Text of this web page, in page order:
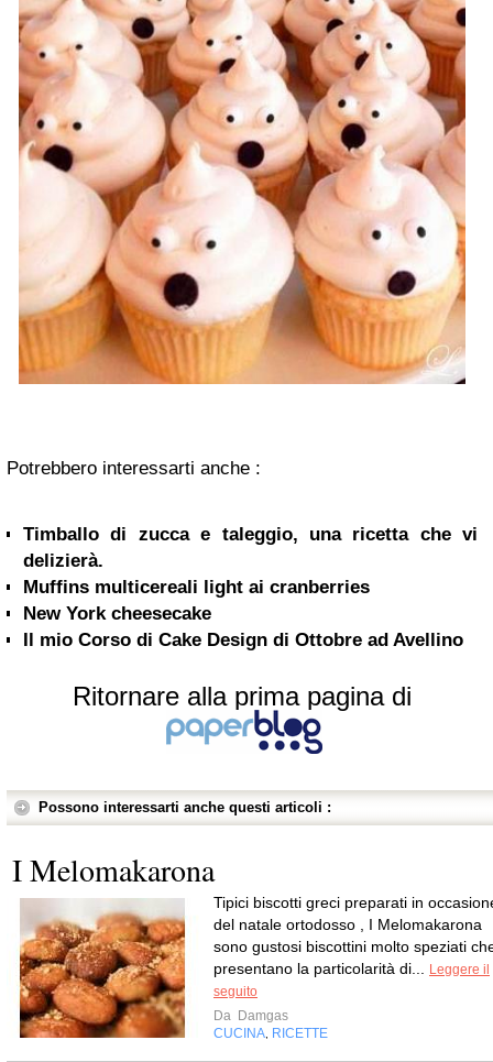
Potrebbero interessarti anche :
Timballo di zucca e taleggio, una ricetta che vi
delizierà.
Muffins multicereali light ai cranberries
New York cheesecake
Il mio Corso di Cake Design di Ottobre ad Avellino
Ritornare alla prima pagina di
Possono interessarti anche questi articoli :
I Melomakarona
Tipici biscotti greci preparati in
del natale ortodosso , I Melomakarona
sono gustosi biscottini molto speziati
presentano la particolarità di...
Leggere il
seguito
Da Damgas
CUCINA RICETTE